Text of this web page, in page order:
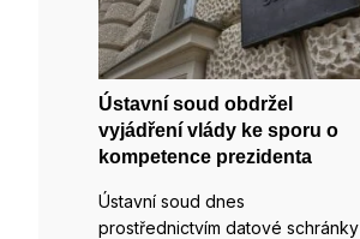
Ústavní soud obdržel
vyjádření vlády ke sporu o
kompetence prezidenta
Ústavní soud dnes
prostřednictvím datové schránky